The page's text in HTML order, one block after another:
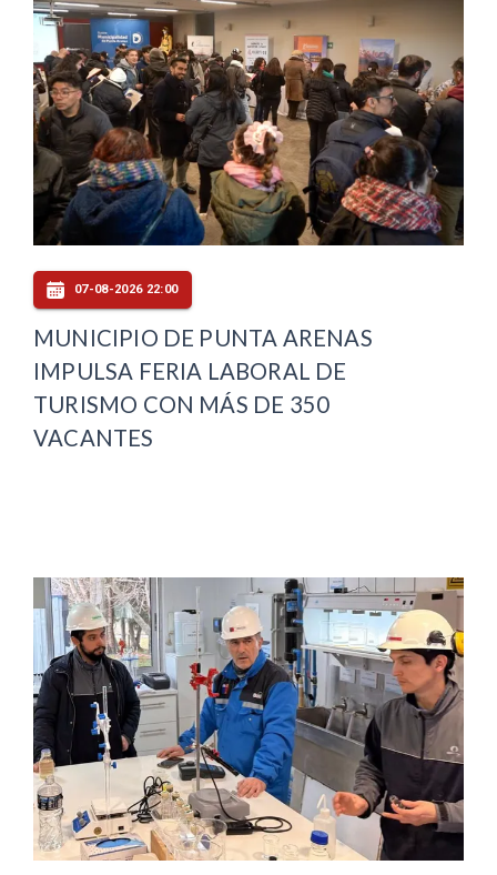
07-08-2026 22:00
MUNICIPIO DE PUNTA ARENAS
IMPULSA FERIA LABORAL DE
TURISMO CON MÁS DE 350
VACANTES